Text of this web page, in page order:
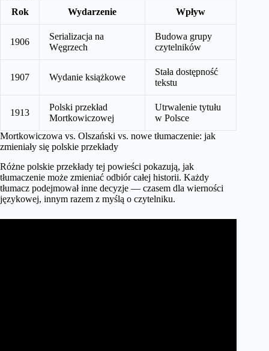
Rok
Wydarzenie Wpływ
1906
Serializacja na
Węgrzech
Budowa grupy
czytelników
1907 Wydanie książkowe
Stała dostępność
tekstu
1913
Polski przekład
Mortkowiczowej
Utrwalenie tytułu
w Polsce
Mortkowiczowa vs. Olszański vs. nowe tłumaczenie: jak
zmieniały się polskie przekłady
Różne polskie przekłady tej powieści pokazują, jak
tłumaczenie może zmieniać odbiór całej historii. Każdy
tłumacz podejmował inne decyzje — czasem dla wierności
językowej, innym razem z myślą o czytelniku.